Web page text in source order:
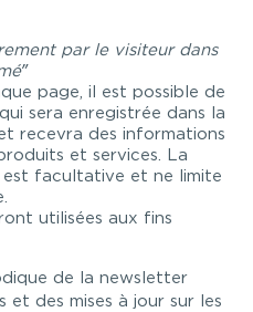
par le visiteur dans
page, il est possible de
sera enregistrée dans la
recevra des informations
et services. La
facultative et ne limite
utilisées aux fins
de la newsletter
et des mises à jour sur les